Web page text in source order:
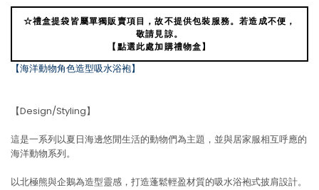
☆禮盒提袋皆屬單獨販賣項目，故不提供包裝服務。若造成不便，
敬請見諒。
【點選此處加購禮物盒】
【海洋動物角色造型吸水浴袍】
【Design/Styling】
這是一系列以夏日海邊悠閒生活的動物們為主題，並與居家服相互呼應的
海洋動物系列。
以北極熊與企鵝為造型靈感，打造蓬鬆輕盈材質的吸水浴袍式披肩設計。